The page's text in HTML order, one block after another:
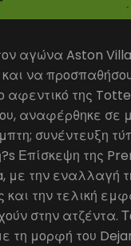
αγώνα Aston
να
αφεντικό της
αναφέρθηκε σε
συνέντευξη
Επίσκεψη της
με την εναλλαγή
και την τελική
στην ατζέντα.
τη μορφή του